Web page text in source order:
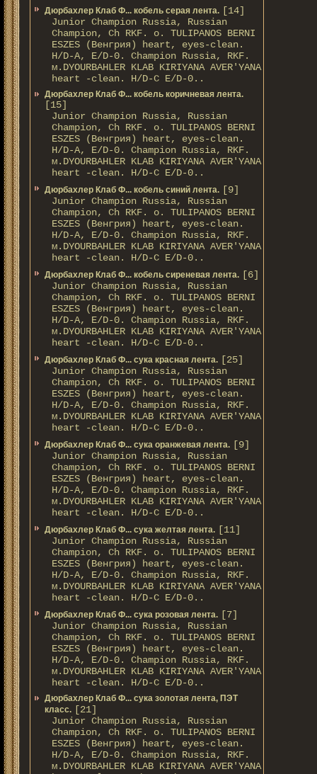
Дюрбахлер Клаб Ф... кобель серая лента. [14]
Junior Champion Russia, Russian
Champion, Ch RKF. о. TULIPANOS BERNI
ESZES (Венгрия) heart, eyes-clean.
H/D-A, E/D-0. Champion Russia, RKF.
м.DYOURBAHLER KLAB KIRIYANA AVER'YANA
heart -clean. H/D-С E/D-0..
Дюрбахлер Клаб Ф... кобель коричневая лента.
[15]
Junior Champion Russia, Russian
Champion, Ch RKF. о. TULIPANOS BERNI
ESZES (Венгрия) heart, eyes-clean.
H/D-A, E/D-0. Champion Russia, RKF.
м.DYOURBAHLER KLAB KIRIYANA AVER'YANA
heart -clean. H/D-С E/D-0..
Дюрбахлер Клаб Ф... кобель синий лента. [9]
Junior Champion Russia, Russian
Champion, Ch RKF. о. TULIPANOS BERNI
ESZES (Венгрия) heart, eyes-clean.
H/D-A, E/D-0. Champion Russia, RKF.
м.DYOURBAHLER KLAB KIRIYANA AVER'YANA
heart -clean. H/D-С E/D-0..
Дюрбахлер Клаб Ф... кобель сиреневая лента. [6]
Junior Champion Russia, Russian
Champion, Ch RKF. о. TULIPANOS BERNI
ESZES (Венгрия) heart, eyes-clean.
H/D-A, E/D-0. Champion Russia, RKF.
м.DYOURBAHLER KLAB KIRIYANA AVER'YANA
heart -clean. H/D-С E/D-0..
Дюрбахлер Клаб Ф... сука красная лента. [25]
Junior Champion Russia, Russian
Champion, Ch RKF. о. TULIPANOS BERNI
ESZES (Венгрия) heart, eyes-clean.
H/D-A, E/D-0. Champion Russia, RKF.
м.DYOURBAHLER KLAB KIRIYANA AVER'YANA
heart -clean. H/D-С E/D-0..
Дюрбахлер Клаб Ф... сука оранжевая лента. [9]
Junior Champion Russia, Russian
Champion, Ch RKF. о. TULIPANOS BERNI
ESZES (Венгрия) heart, eyes-clean.
H/D-A, E/D-0. Champion Russia, RKF.
м.DYOURBAHLER KLAB KIRIYANA AVER'YANA
heart -clean. H/D-С E/D-0..
Дюрбахлер Клаб Ф... сука желтая лента. [11]
Junior Champion Russia, Russian
Champion, Ch RKF. о. TULIPANOS BERNI
ESZES (Венгрия) heart, eyes-clean.
H/D-A, E/D-0. Champion Russia, RKF.
м.DYOURBAHLER KLAB KIRIYANA AVER'YANA
heart -clean. H/D-С E/D-0..
Дюрбахлер Клаб Ф... сука розовая лента. [7]
Junior Champion Russia, Russian
Champion, Ch RKF. о. TULIPANOS BERNI
ESZES (Венгрия) heart, eyes-clean.
H/D-A, E/D-0. Champion Russia, RKF.
м.DYOURBAHLER KLAB KIRIYANA AVER'YANA
heart -clean. H/D-С E/D-0..
Дюрбахлер Клаб Ф... сука золотая лента, ПЭТ
класс. [21]
Junior Champion Russia, Russian
Champion, Ch RKF. о. TULIPANOS BERNI
ESZES (Венгрия) heart, eyes-clean.
H/D-A, E/D-0. Champion Russia, RKF.
м.DYOURBAHLER KLAB KIRIYANA AVER'YANA